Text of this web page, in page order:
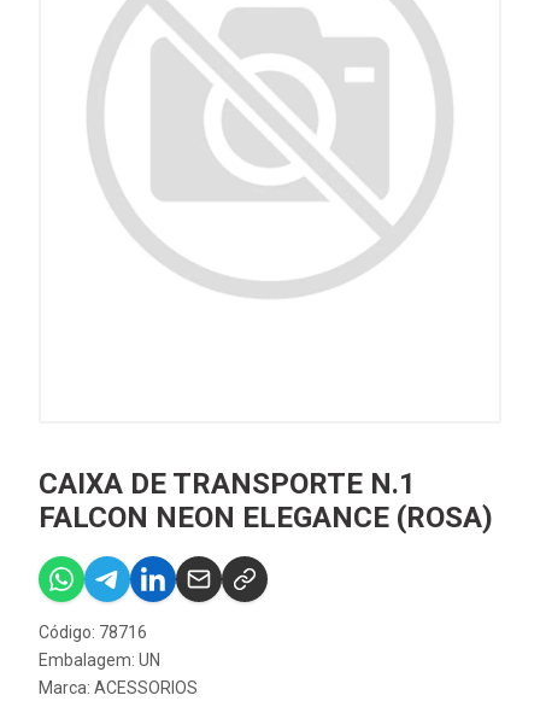
CAIXA DE TRANSPORTE N.1
FALCON NEON ELEGANCE (ROSA)
Código: 78716
Embalagem: UN
Marca: ACESSORIOS